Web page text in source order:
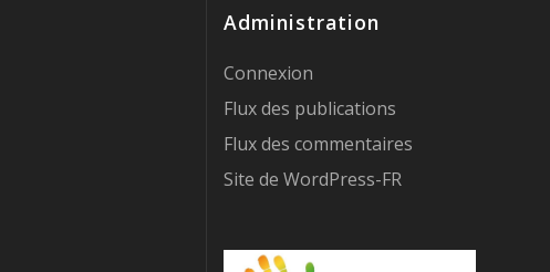
Administration
Connexion
Flux des publications
Flux des commentaires
Site de WordPress-FR